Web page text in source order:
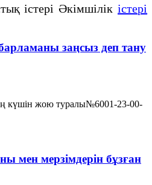
істері Әкімшілікістері
заңсыз деп тану
күшін жою туралы№6001-23-00-
мен мерзімдерін бұзған